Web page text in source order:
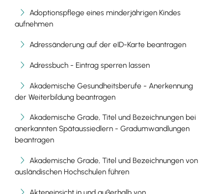
Adoptionspflege eines minderjährigen Kindes
aufnehmen
Adressänderung auf der eID-Karte beantragen
Adressbuch - Eintrag sperren lassen
Akademische Gesundheitsberufe - Anerkennung
der Weiterbildung beantragen
Akademische Grade, Titel und Bezeichnungen bei
anerkannten Spätaussiedlern - Gradumwandlungen
beantragen
Akademische Grade, Titel und Bezeichnungen von
ausländischen Hochschulen führen
Akteneinsicht in und außerhalb von